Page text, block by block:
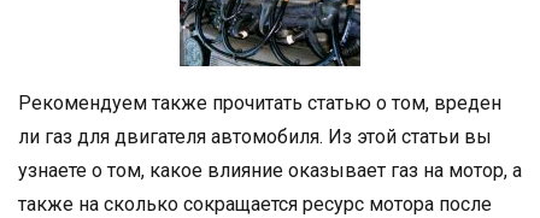
Рекомендуем также прочитать статью о том, вреден
ли газ для двигателя автомобиля. Из этой статьи вы
узнаете о том, какое влияние оказывает газ на мотор, а
также на сколько сокращается ресурс мотора после